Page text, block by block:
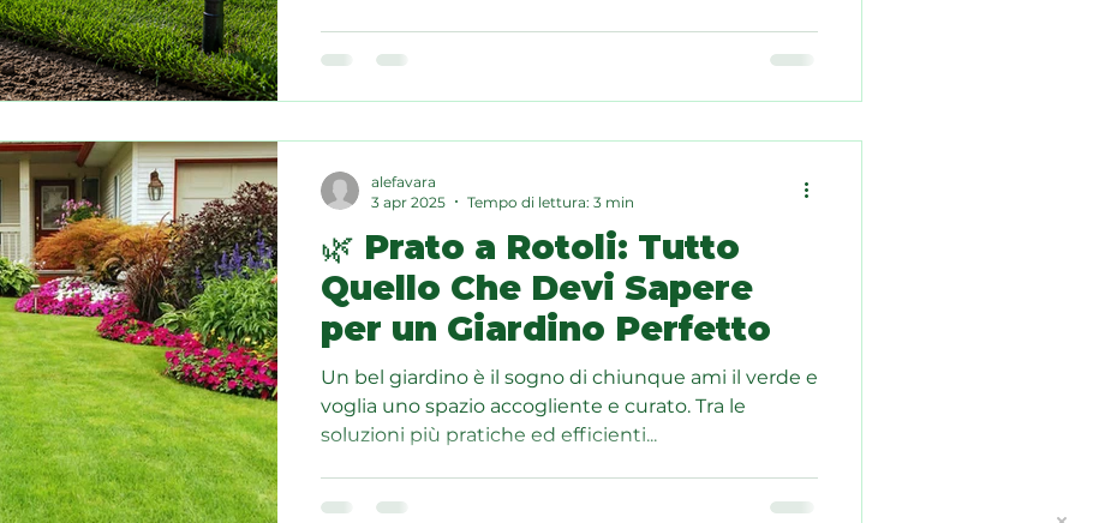
🌿 Prato a Rotoli: Tutto
Quello Che Devi Sapere
per un Giardino Perfetto
Un bel giardino è il sogno di chiunque ami il verde e
voglia uno spazio accogliente e curato. Tra le
soluzioni più pratiche ed efficienti...
alefavara
3 apr 2025
Tempo di lettura: 3 min